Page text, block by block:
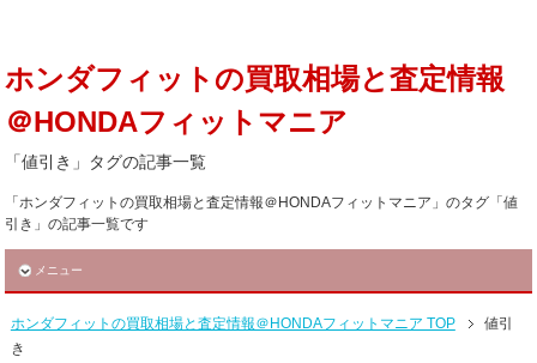
ホンダフィットの買取相場と査定情報
＠HONDAフィットマニア
「値引き」タグの記事一覧
「ホンダフィットの買取相場と査定情報＠HONDAフィットマニア」のタグ「値
引き」の記事一覧です
メニュー
ホンダフィットの買取相場と査定情報＠HONDAフィットマニア TOP
値引
き